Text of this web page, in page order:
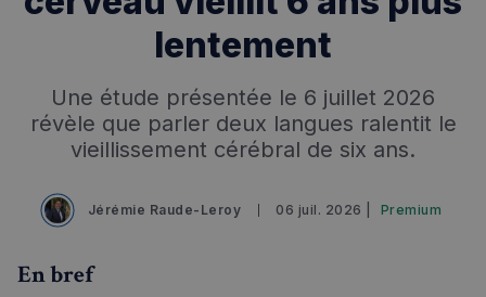
RECHERCHES POPULAIRES
Annuaire des professionnels
Visites guidées
Événements à venir
lentement
Une étude présentée le 6 juillet 2026
révèle que parler deux langues ralentit le
vieillissement cérébral de six ans.
Jérémie Raude-Leroy 06 juil. 2026 | Premium
En bref